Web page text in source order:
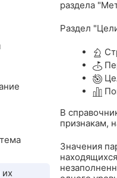
и
имен и
раздела
Раздел
В
признакам,
Значения